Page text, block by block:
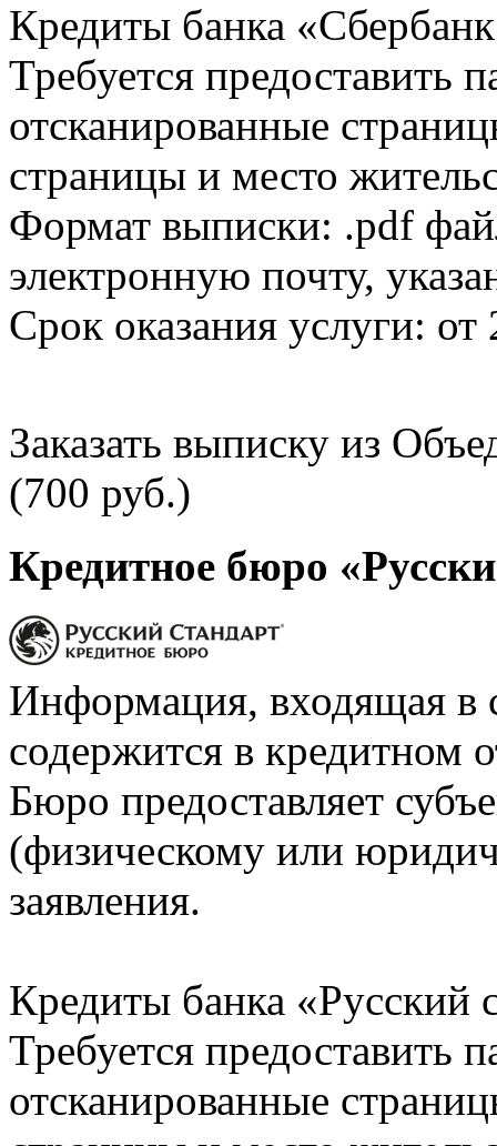
Кредиты банка
Требуется предоставить
отсканированные
страницы и место
Формат выписки: .pdf
электронную почту,
Срок оказания услуги: от
Заказать выписку из
(700 руб.)
Кредитное бюро
Информация, входящая в
содержится в кредитном
Бюро предоставляет
(физическому или
заявления.
Кредиты банка «Русский
Требуется предоставить
отсканированные